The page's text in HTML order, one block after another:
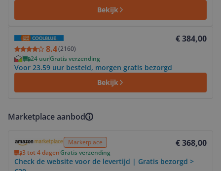
Bekijk
8.4(2160)
€ 384,00
24 uurGratis verzending
Voor 23.59 uur besteld, morgen gratis bezorgd
Bekijk
Marketplace aanbod
Marketplace € 368,00
3 tot 4 dagenGratis verzending
Check de website voor de levertijd | Gratis bezorgd >